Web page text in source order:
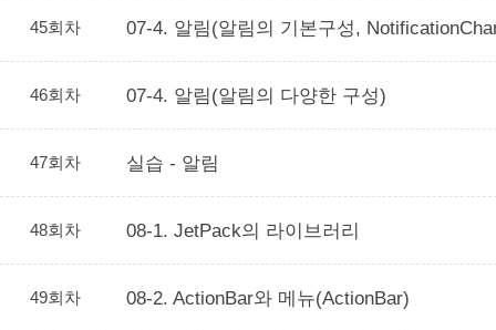
45회차 07-4. 알림(알림의 기본구성,
46회차 07-4. 알림(알림의 다양한 구성)
47회차 실습 - 알림
48회차 08-1. JetPack의 라이브러리
49회차 08-2. ActionBar와 메뉴(ActionBar)